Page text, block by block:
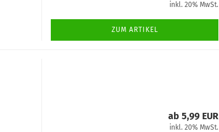
inkl. 20% MwSt.
ZUM ARTIKEL
ab 5,99 EUR
inkl. 20% MwSt.